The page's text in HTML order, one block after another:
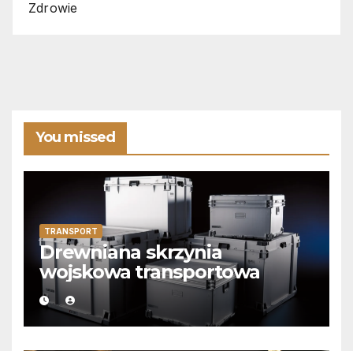
Zdrowie
You missed
TRANSPORT
Drewniana skrzynia
wojskowa transportowa